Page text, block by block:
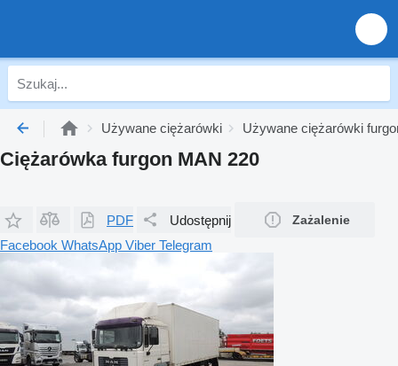
Używane ciężarówki Używane ciężarówki
Ciężarówka furgon MAN 220
PDF Udostępnij Zażalenie
Facebook WhatsApp Viber Telegram